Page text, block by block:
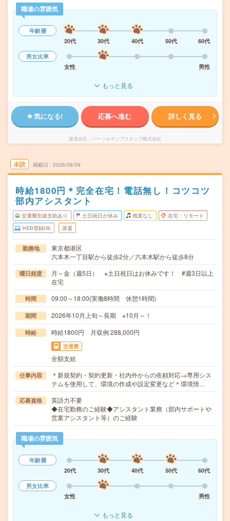
職場の雰囲気
年齢層
20代
30代 40代 50代
60代
男女比率
女性
男性
もっと見る
気になる! 応募へ進む 詳しく見る
派遣会社 パーソルテンプスタッフ株式会社
未読 掲載日 2026/08/09
時給1800円＊完全在宅！電話無し！コツコツ
部内アシスタント
交通費別途支給あり 土日祝日が休み 残業なし 在宅・リモート
WEB登録OK 派遣
勤務地
東京都港区
六本木一丁目駅から徒歩2分／六本木駅から徒歩8分
曜日頻度
月～金（週5日） ※土日祝日はお休みです！ #週3日以上
在宅
時間 09:00～18:00(実働8時間 休憩1時間)
期間 2026年10月上旬～長期 ※10月～！
時給 時給1800円 月収例 288,000円
交通費
全額支給
仕事内容
＊新規契約・契約更新・社内外からの依頼対応→専用シス
テムを使用して、環境の作成や設定変更など＊環境情…
応募資格
英語力不要
◆在宅勤務のご経験◆アシスタント業務（部内サポートや
営業アシスタント等）のご経験
職場の雰囲気
年齢層
20代
30代 40代 50代
60代
男女比率
女性
男性
もっと見る